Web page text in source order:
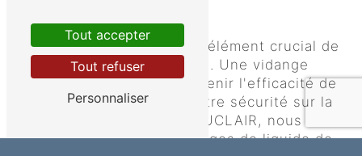
Le liquide de frein est un élément crucial de
votre système de freinage. Une vidange
régulière permet de maintenir l'efficacité de
vos freins et d'assurer votre sécurité sur la
route. Chez GARAGE BEAUCLAIR, nous
vous proposons des vidanges de liquide de
Tout accepter
Tout refuser
Personnaliser